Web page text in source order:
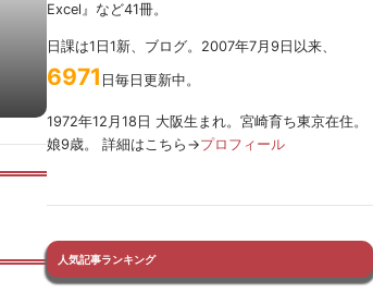
Excel』など41冊。
日課は1日1新、ブログ。2007年7月9日以来、
6971 日毎日更新中。
1972年12月18日 大阪生まれ。宮崎育ち東京在住。
娘9歳。 詳細はこちら→プロフィール
人気記事ランキング